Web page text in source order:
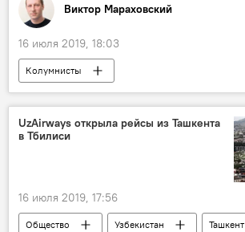
Виктор Мараховский
16 июля 2019, 18:03
Колумнисты
UzAirways открыла рейсы из Ташкента
в Тбилиси
16 июля 2019, 17:56
Общество Узбекистан
Ташкент